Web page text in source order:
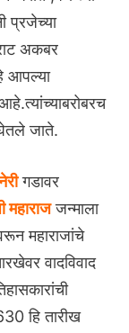
प्रजेच्या
अकबर
आपल्या
घेतले जाते.
गडावर
महाराजजन्माला
महाराजांचे
वादविवाद
हि तारीख